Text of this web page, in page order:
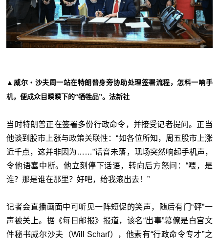
▲威尔‧沙夫周一站在特朗普身旁协助处理签署流程，怎料一响手
机，便成众目睽睽下的“牺牲品”。法新社
当时特朗普正在签署多份行政命令，并接受记者提问。正当
他谈到股市上涨与政策关联性：“如各位所知，周五股市上涨
近千点，这并非因为……”话音未落，现场突然响起手机声，
令他语塞中断。他立刻停下话语，转向后方怒问：“喂，是
谁？那是谁在那里？好吧，给我滚出去！”
记者会直播画面中可听见一阵短促的笑声，随后有门“砰”一
声被关上。据《每日邮报》报道，该名“出事”幕僚是白宫文
件秘书威尔沙夫（Will Scharf），他素有“行政命令专才”之